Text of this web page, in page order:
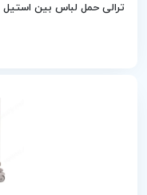
ترالی حمل لباس بین استیل